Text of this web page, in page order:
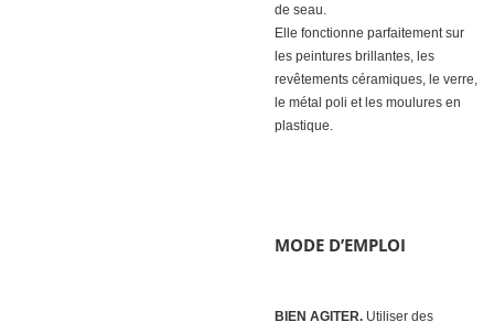
de seau.
Elle fonctionne parfaitement sur
les peintures brillantes, les
revêtements céramiques, le verre,
le métal poli et les moulures en
plastique.
MODE D’EMPLOI
BIEN AGITER. Utiliser des